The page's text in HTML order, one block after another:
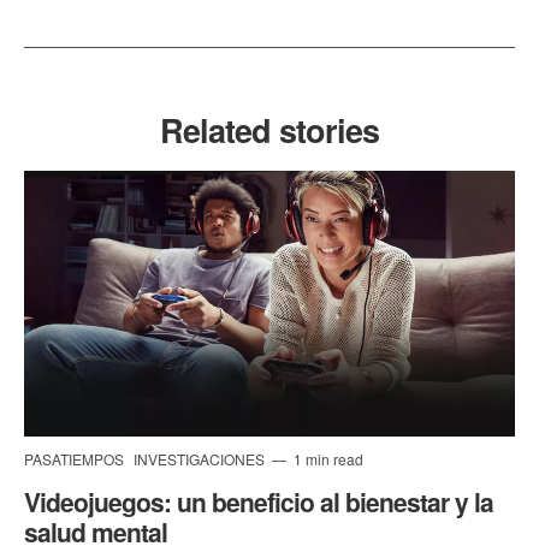
Related stories
PASATIEMPOS INVESTIGACIONES 1 min read
Videojuegos: un beneficio al bienestar y la
salud mental